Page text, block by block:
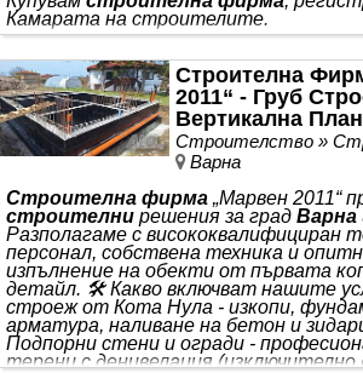
Камарата на строителите.
Строителна
2011“ - Груб
Вертикална
Строителство »
Варна
Строителна фирма „Марвен 2011“
строителни решения за град Варна
Разполагаме с висококвалифициран
персонал, собствена техника и
изпълнение на обекти от първата
детайл. 🛠️ Какво включват нашите
строеж от Кота Нула - изкопи,
арматура, наливане на бетон и
Подпорни стени и огради -
терени с денивелация (изключително